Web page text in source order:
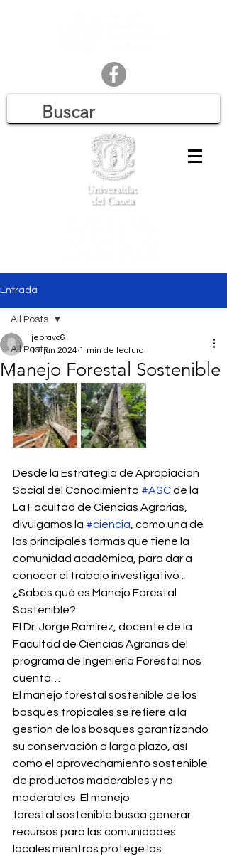
Entrada
All Posts
1
All Posts
Manejo Forestal Sostenible
jebravo6
17 jun 2024 1 min de lectura
Desde la Estrategia de Apropiación
Social del Conocimiento #ASC de la
La Facultad de Ciencias Agrarias,
divulgamos la #ciencia , como una de
las principales formas que tiene la
comunidad académica, para dar a
conocer el trabajo investigativo .
¿Sabes qué es Manejo Forestal
Sostenible?
El Dr. Jorge Ramírez, docente de la
Facultad de Ciencias Agrarias del
programa de Ingeniería Forestal nos
cuenta…
El manejo forestal sostenible de los
bosques tropicales se refiere a la
gestión de los bosques garantizando
su conservación a largo plazo, así
como el aprovechamiento sostenible
de productos maderables y no
maderables. El manejo
forestal sostenible busca generar
recursos para las comunidades
locales mientras protege los